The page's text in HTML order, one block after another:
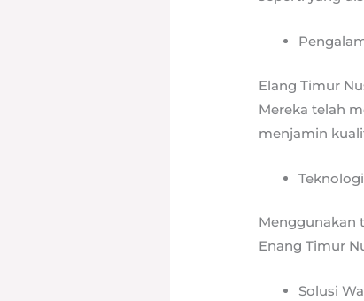
Elang Timur
Mereka telah
menjamin
Menggunakan
Enang Timur
Solusi